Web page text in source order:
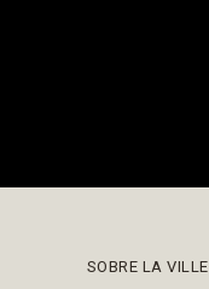
SOBRE LA VILLE